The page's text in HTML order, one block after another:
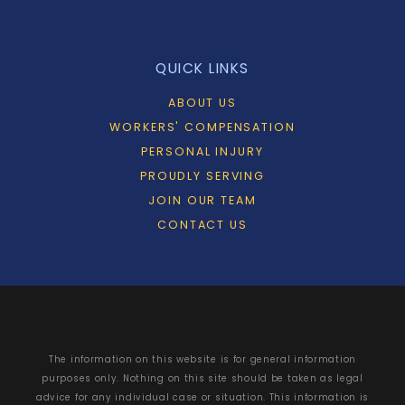
QUICK LINKS
ABOUT US
WORKERS' COMPENSATION
PERSONAL INJURY
PROUDLY SERVING
JOIN OUR TEAM
CONTACT US
The information on this website is for general information
purposes only. Nothing on this site should be taken as legal
advice for any individual case or situation. This information is